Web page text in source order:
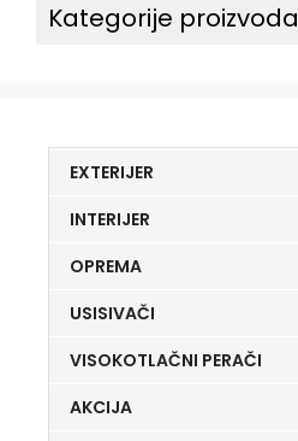
Kategorije proizvoda
EXTERIJER
INTERIJER
OPREMA
USISIVAČI
VISOKOTLAČNI PERAČI
AKCIJA